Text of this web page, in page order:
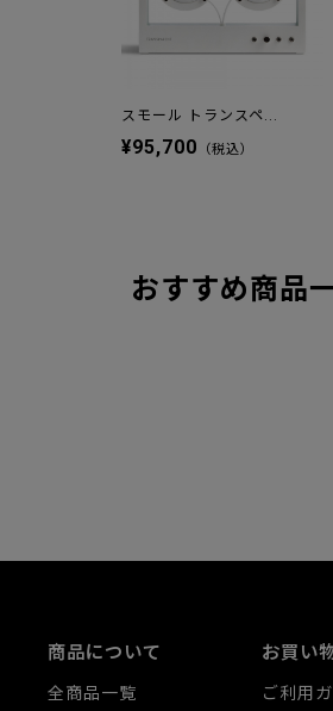
スモール トランスペ...
¥95,700 （税込）
おすすめ商品
商品について
全商品一覧
お買い
ご利用